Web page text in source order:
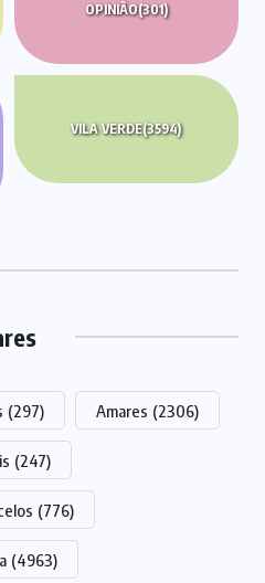
OPINIÃO(301)
VILA VERDE(3594)
(297) Amares (2306)
(247)
(776)
(4963)